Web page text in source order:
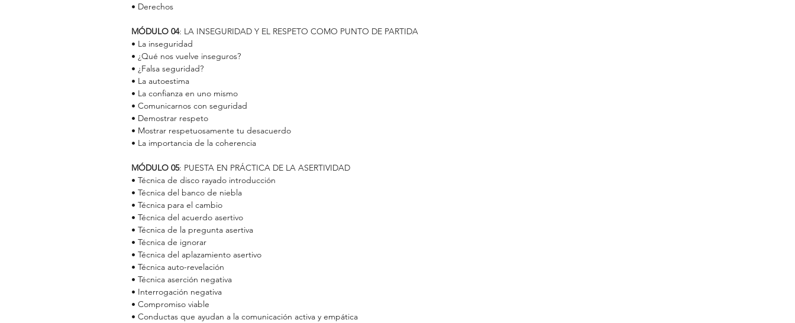
• Derechos
MÓDULO 04: LA INSEGURIDAD Y EL RESPETO COMO PUNTO DE PARTIDA
• La inseguridad
• ¿Qué nos vuelve inseguros?
• ¿Falsa seguridad?
• La autoestima
• La confianza en uno mismo
• Comunicarnos con seguridad
• Demostrar respeto
• Mostrar respetuosamente tu desacuerdo
• La importancia de la coherencia
MÓDULO 05: PUESTA EN PRÁCTICA DE LA ASERTIVIDAD
• Técnica de disco rayado introducción
• Técnica del banco de niebla
• Técnica para el cambio
• Técnica del acuerdo asertivo
• Técnica de la pregunta asertiva
• Técnica de ignorar
• Técnica del aplazamiento asertivo
• Técnica auto-revelación
• Técnica aserción negativa
• Interrogación negativa
• Compromiso viable
• Conductas que ayudan a la comunicación activa y empática